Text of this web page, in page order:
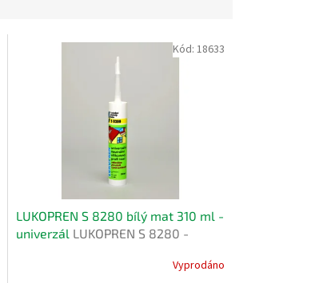
LUKOPREN S 8280 bílý mat 310 ml -
univerzál LUKOPREN S 8280 -
Vyprodáno
Kód: 18633